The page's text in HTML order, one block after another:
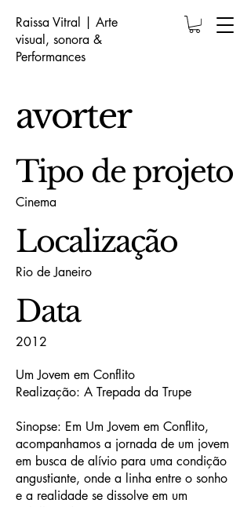
Raissa Vitral | Arte
visual, sonora &
Performances
avorter
Tipo de projeto
Cinema
Localização
Rio de Janeiro
Data
2012
Um Jovem em Conflito
Realização: A Trepada da Trupe
Sinopse: Em Um Jovem em Conflito,
acompanhamos a jornada de um jovem
em busca de alívio para uma condição
angustiante, onde a linha entre o sonho
e a realidade se dissolve em um